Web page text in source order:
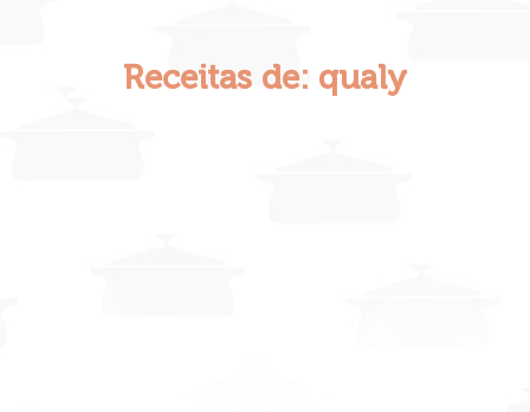
Receitas de: qualy